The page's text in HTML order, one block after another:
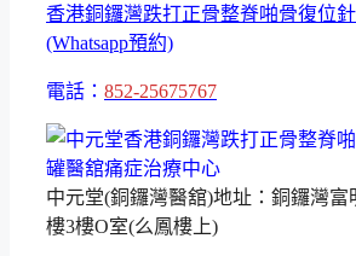
香港銅鑼灣跌打正骨整脊啪骨復位
(Whatsapp預約)
電話： 852-25675767
中元堂(銅鑼灣醫舘)地址：銅鑼灣富
樓3樓O室(么鳳樓上)